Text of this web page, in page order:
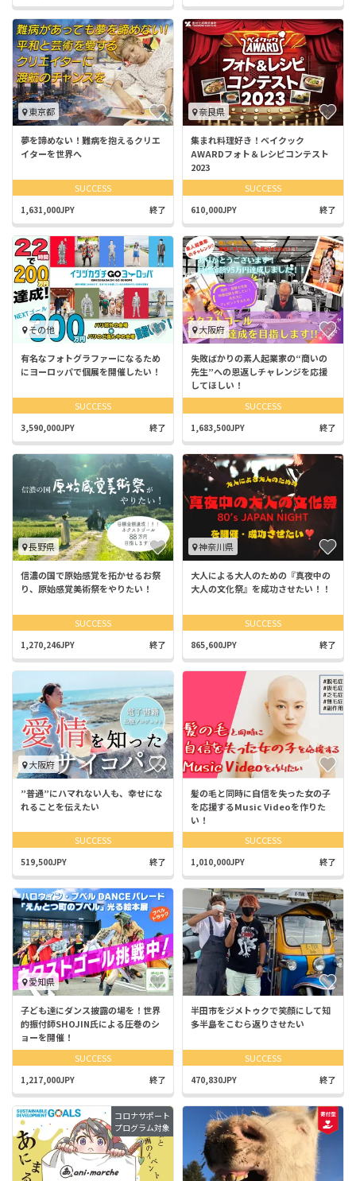
東京都
夢を諦めない！難病を抱えるクリエ
イターを世界へ
SUCCESS
1,631,000JPY 終了
奈良県
集まれ料理好き！ベイクック
AWARDフォト＆レシピコンテスト
2023
SUCCESS
610,000JPY 終了
その他
有名なフォトグラファーになるため
にヨーロッパで個展を開催したい！
SUCCESS
3,590,000JPY 終了
大阪府
失敗ばかりの素人起業家の“商いの
先生”への恩返しチャレンジを応援
してほしい！
SUCCESS
1,683,500JPY 終了
長野県
信濃の国で原始感覚を拓かせるお祭
り、原始感覚美術祭をやりたい！
SUCCESS
1,270,246JPY 終了
神奈川県
大人による大人のための『真夜中の
大人の文化祭』を成功させたい！！
SUCCESS
865,600JPY 終了
大阪府
”普通”にハマれない人も、幸せにな
れることを伝えたい
SUCCESS
519,500JPY 終了
髪の毛と同時に自信を失った女の子
を応援するMusic Videoを作りた
い！
SUCCESS
1,010,000JPY 終了
愛知県
子ども達にダンス披露の場を！世界
的振付師SHOJIN氏による圧巻のシ
ョーを開催！
SUCCESS
1,217,000JPY 終了
半田市をジメトゥクで笑顔にして知
多半島をこむら返りさせたい
SUCCESS
470,830JPY 終了
コロナサポート
プログラム対象